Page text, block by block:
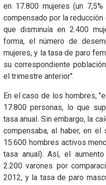
en 17.800 mujeres (un
compensado por la
que disminuía en 2.400
forma, el número de
mujeres, y la tasa de paro
su correspondiente
el trimestre anterior".
En el caso de los hombres,
17.800 personas, lo que
tasa anual. Sin embargo, la
compensaba, al haber, en
15.600 hombres activos
tasa anual). Así, el
2.200 varones por
2012, y la tasa de paro